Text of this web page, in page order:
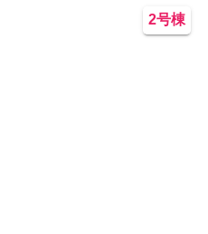
2号棟